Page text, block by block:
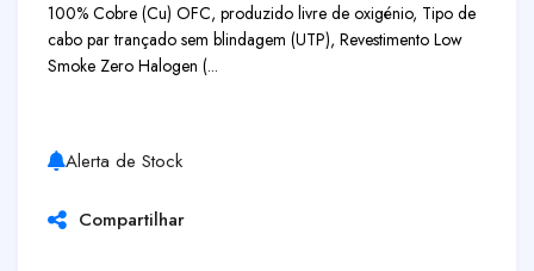
100% Cobre (Cu) OFC, produzido livre de oxigénio, Tipo de
cabo par trançado sem blindagem (UTP), Revestimento Low
Smoke Zero Halogen (...
Alerta de Stock
Compartilhar